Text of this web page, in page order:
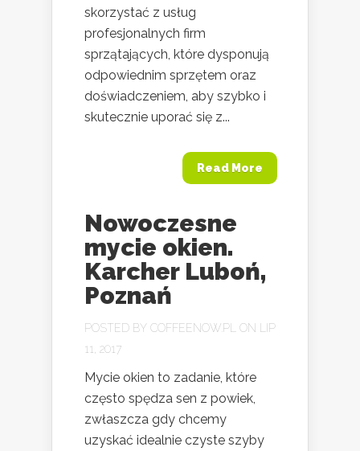
skorzystać z usług
profesjonalnych firm
sprzątających, które dysponują
odpowiednim sprzętem oraz
doświadczeniem, aby szybko i
skutecznie uporać się z...
Read More
Nowoczesne
mycie okien.
Karcher Luboń,
Poznań
POSTED BY COFFEENOW.PL
ON LIP
11, 2017
Mycie okien to zadanie, które
często spędza sen z powiek,
zwłaszcza gdy chcemy
uzyskać idealnie czyste szyby